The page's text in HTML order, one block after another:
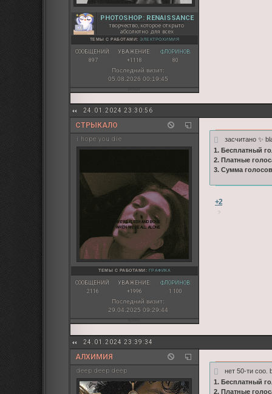
PHOTOSHOP: RENAISSANCE
творчество, которое открыто
абсолютно для всех
ТЕМЫ С РАБОТАМИ:ЭЛЕКТРОХИМИЯ
СООБЩЕНИЙ:
897
УВАЖЕНИЕ:
+1118
ФЛОРИНОВ:
80
Последний визит:
05.08.2026 00:19:45
24.01.2024 23:30:56
СТРЫКАЛО
i hope you die
ТЕМЫ С РАБОТАМИ: ГРАФИКА
СООБЩЕНИЙ:
2116
УВАЖЕНИЕ:
+1996
ФЛОРИНОВ:
1 100
Последний визит:
29.04.2025 09:29:44
засчитано ✨
1. Бесплатный
2. Платные
3. Сумма
+2
24.01.2024 23:39:34
АЛХИМИЯ
deep deep deep
нет 50-ти соо.
1. Бесплатный
2. Платные